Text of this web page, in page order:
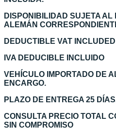
DISPONIBILIDAD SUJETA AL
ALEMÁN
DEDUCTIBLE VAT INCLUDED
IVA DEDUCIBLE INCLUIDO
VEHÍCULO IMPORTADO DE
ENCARGO.
PLAZO DE ENTREGA 25
CONSULTA PRECIO TOTAL
SIN COMPROMISO